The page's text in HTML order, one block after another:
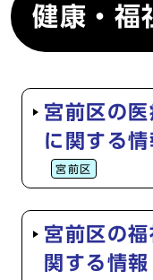
健康・福
宮前区の
に関する情
宮前区
宮前区の
関する情報